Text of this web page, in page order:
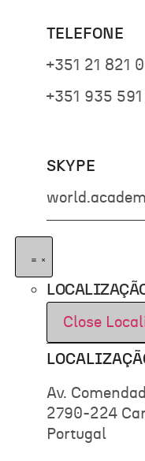
TELEFONE
+351 21 821
+351 935 591
SKYPE
Close
Av.
2790-224
Portugal